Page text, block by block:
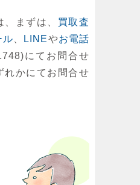
まずは、 買取査
ル LINEやお電話
にてお問合せ
れかにてお問合せ